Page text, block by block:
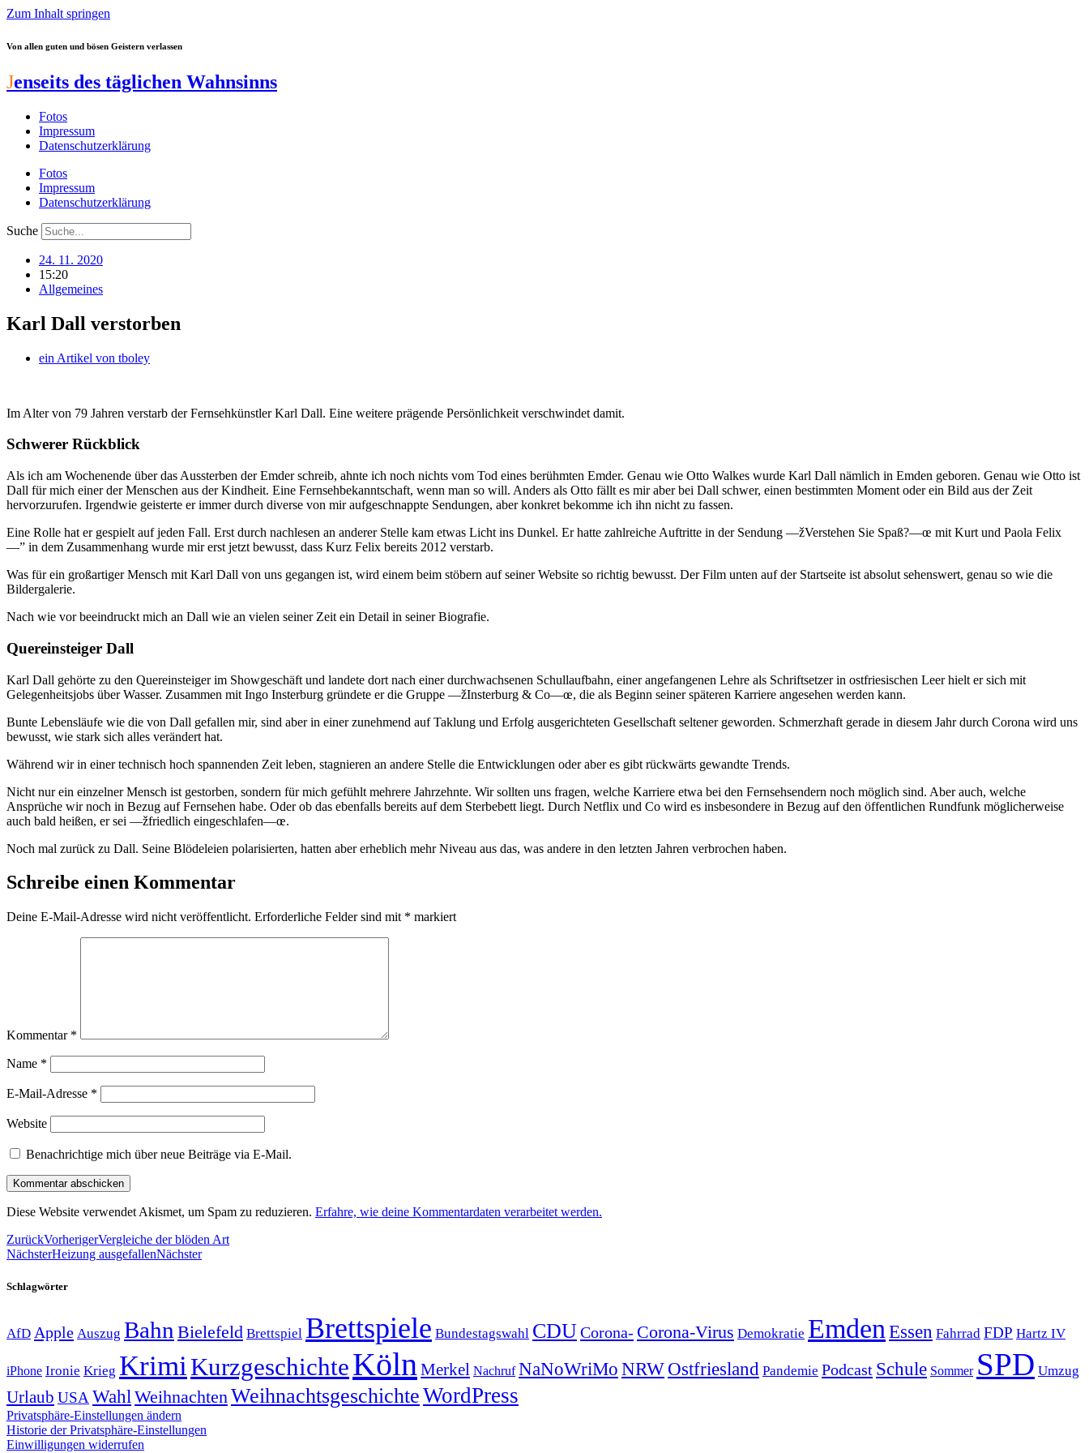
Zum Inhalt springen
Von allen guten und bösen Geistern verlassen
Jenseits des täglichen Wahnsinns
Fotos
Impressum
Datenschutzerklärung
Fotos
Impressum
Datenschutzerklärung
Suche
24. 11. 2020
15:20
Allgemeines
Karl Dall verstorben
ein Artikel von tboley
Im Alter von 79 Jahren verstarb der Fernsehkünstler Karl Dall. Eine weitere prägende Persönlichkeit verschwindet damit.
Schwerer Rückblick
Als ich am Wochenende über das Aussterben der Emder schreib, ahnte ich noch nichts vom Tod eines berühmten Emder. Genau wie Otto Walkes wurde Karl Dall nämlich in Emden geboren. Genau wie Otto ist
Dall für mich einer der Menschen aus der Kindheit. Eine Fernsehbekanntschaft, wenn man so will. Anders als Otto fällt es mir aber bei Dall schwer, einen bestimmten Moment oder ein Bild aus der Zeit
hervorzurufen. Irgendwie geisterte er immer durch diverse von mir aufgeschnappte Sendungen, aber konkret bekomme ich ihn nicht zu fassen.
Eine Rolle hat er gespielt auf jeden Fall. Erst durch nachlesen an anderer Stelle kam etwas Licht ins Dunkel. Er hatte zahlreiche Auftritte in der Sendung —žVerstehen Sie Spaß?—œ mit Kurt und Paola Felix
—” in dem Zusammenhang wurde mir erst jetzt bewusst, dass Kurz Felix bereits 2012 verstarb.
Was für ein großartiger Mensch mit Karl Dall von uns gegangen ist, wird einem beim stöbern auf seiner Website so richtig bewusst. Der Film unten auf der Startseite ist absolut sehenswert, genau so wie die
Bildergalerie.
Nach wie vor beeindruckt mich an Dall wie an vielen seiner Zeit ein Detail in seiner Biografie.
Quereinsteiger Dall
Karl Dall gehörte zu den Quereinsteiger im Showgeschäft und landete dort nach einer durchwachsenen Schullaufbahn, einer angefangenen Lehre als Schriftsetzer in ostfriesischen Leer hielt er sich mit
Gelegenheitsjobs über Wasser. Zusammen mit Ingo Insterburg gründete er die Gruppe —žInsterburg & Co—œ, die als Beginn seiner späteren Karriere angesehen werden kann.
Bunte Lebensläufe wie die von Dall gefallen mir, sind aber in einer zunehmend auf Taklung und Erfolg ausgerichteten Gesellschaft seltener geworden. Schmerzhaft gerade in diesem Jahr durch Corona wird uns
bewusst, wie stark sich alles verändert hat.
Während wir in einer technisch hoch spannenden Zeit leben, stagnieren an andere Stelle die Entwicklungen oder aber es gibt rückwärts gewandte Trends.
Nicht nur ein einzelner Mensch ist gestorben, sondern für mich gefühlt mehrere Jahrzehnte. Wir sollten uns fragen, welche Karriere etwa bei den Fernsehsendern noch möglich sind. Aber auch, welche
Ansprüche wir noch in Bezug auf Fernsehen habe. Oder ob das ebenfalls bereits auf dem Sterbebett liegt. Durch Netflix und Co wird es insbesondere in Bezug auf den öffentlichen Rundfunk möglicherweise
auch bald heißen, er sei —žfriedlich eingeschlafen—œ.
Noch mal zurück zu Dall. Seine Blödeleien polarisierten, hatten aber erheblich mehr Niveau aus das, was andere in den letzten Jahren verbrochen haben.
Schreibe einen Kommentar
Deine E-Mail-Adresse wird nicht veröffentlicht. Erforderliche Felder sind mit * markiert
Kommentar *
Name *
E-Mail-Adresse *
Website
Benachrichtige mich über neue Beiträge via E-Mail.
Diese Website verwendet Akismet, um Spam zu reduzieren. Erfahre, wie deine Kommentardaten verarbeitet werden.
ZurückVorherigerVergleiche der blöden Art
NächsterHeizung ausgefallenNächster
Schlagwörter
AfD Apple Auszug Bahn Bielefeld Brettspiel Brettspiele Bundestagswahl CDUCorona- Corona-Virus Demokratie Emden Essen Fahrrad FDP Hartz IV
iPhone Ironie Krieg Krimi KurzgeschichteKöln Merkel Nachruf NaNoWriMo NRWOstfriesland Pandemie Podcast Schule Sommer SPD Umzug
Urlaub USA Wahl Weihnachten WeihnachtsgeschichteWordPress
Privatsphäre-Einstellungen ändern
Historie der Privatsphäre-Einstellungen
Einwilligungen widerrufen